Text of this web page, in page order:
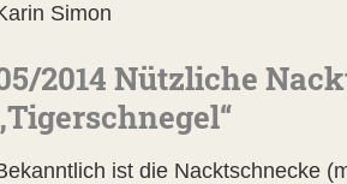
Simon
2014 Nützliche
ist die Nacktschnecke